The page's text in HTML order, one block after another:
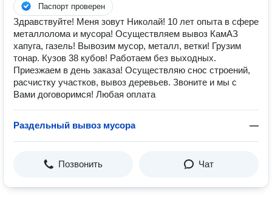
Паспорт проверен
Здравствуйте! Меня зовут Николай! 10 лет опыта в сфере
металлолома и мусора! Осуществляем вывоз КамАЗ
хапуга, газель! Вывозим мусор, металл, ветки! Грузим
тонар. Кузов 38 кубов! Работаем без выходных.
Приезжаем в день заказа! Осуществляю снос строений,
расчистку участков, вывоз деревьев. Звоните и мы с
Вами договоримся! Любая оплата
Раздельный вывоз мусора —
Позвонить Чат